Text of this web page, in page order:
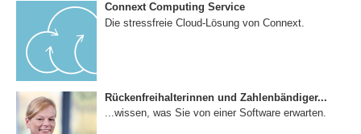
Connext Computing Service
Die stressfreie Cloud-Lösung von Connext.
Rückenfreihalterinnen und Zahlenbändiger...
...wissen, was Sie von einer Software erwarten.